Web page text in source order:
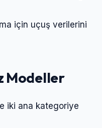
için uçuş verilerini
Modeller
iki ana kategoriye